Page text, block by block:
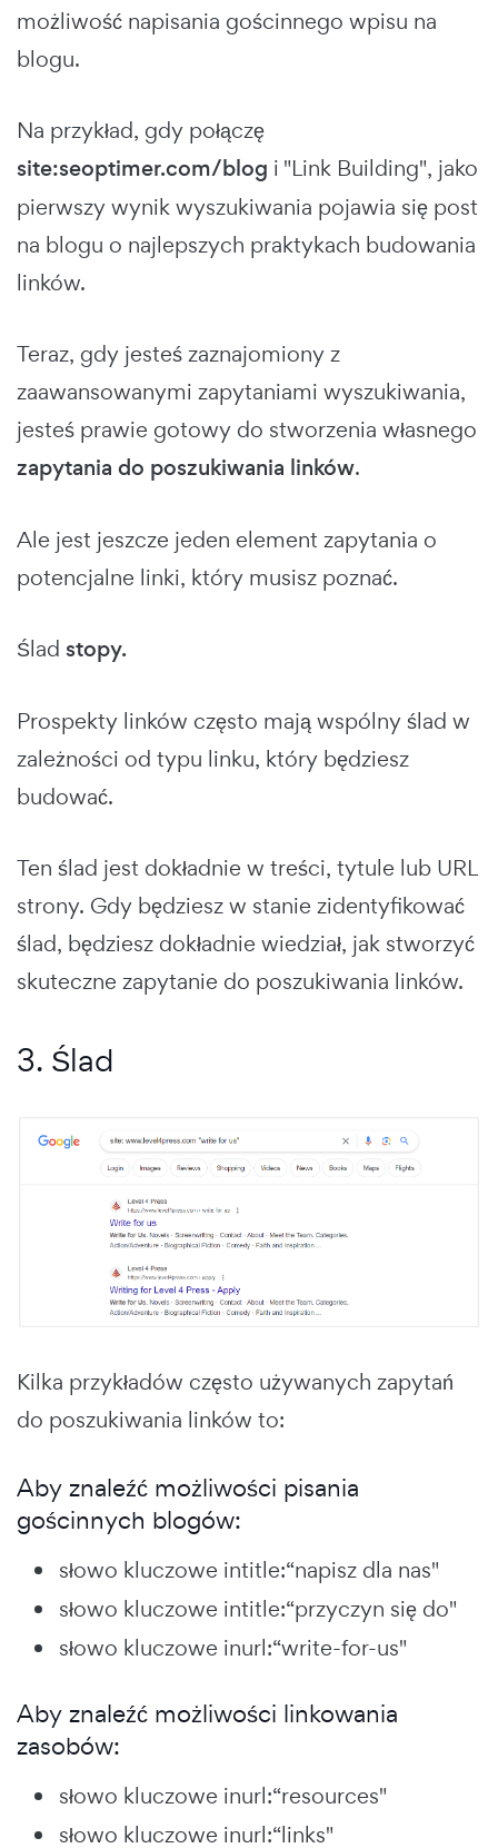
możliwość napisania gościnnego wpisu na
blogu.
Na przykład, gdy połączę
site:seoptimer.com/blog i "Link Building", jako
pierwszy wynik wyszukiwania pojawia się post
na blogu o najlepszych praktykach budowania
linków.
Teraz, gdy jesteś zaznajomiony z
zaawansowanymi zapytaniami wyszukiwania,
jesteś prawie gotowy do stworzenia własnego
zapytania do poszukiwania linków.
Ale jest jeszcze jeden element zapytania o
potencjalne linki, który musisz poznać.
Ślad stopy.
Prospekty linków często mają wspólny ślad w
zależności od typu linku, który będziesz
budować.
Ten ślad jest dokładnie w treści, tytule lub URL
strony. Gdy będziesz w stanie zidentyfikować
ślad, będziesz dokładnie wiedział, jak stworzyć
skuteczne zapytanie do poszukiwania linków.
3. Ślad
Kilka przykładów często używanych zapytań
do poszukiwania linków to:
Aby znaleźć możliwości pisania
gościnnych blogów:
słowo kluczowe intitle:“napisz dla nas"
słowo kluczowe intitle:“przyczyn się do"
słowo kluczowe inurl:“write-for-us"
Aby znaleźć możliwości linkowania
zasobów:
słowo kluczowe inurl:“resources"
słowo kluczowe inurl:“links"